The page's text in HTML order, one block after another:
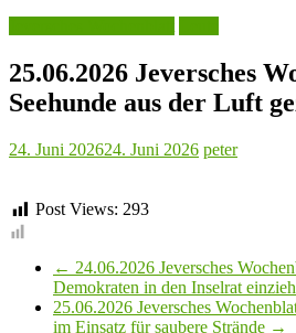
25.06.2026 Jeversches
Seehunde aus der Luft
24. Juni 202624. Juni 2026 peter
Post Views: 293
← 24.06.2026 Jeversches
Demokraten in den Inselrat
25.06.2026 Jeversches
im Einsatz für saubere Strände →